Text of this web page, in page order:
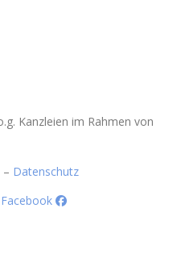
Kanzleien im Rahmen von
– Datenschutz
Facebook